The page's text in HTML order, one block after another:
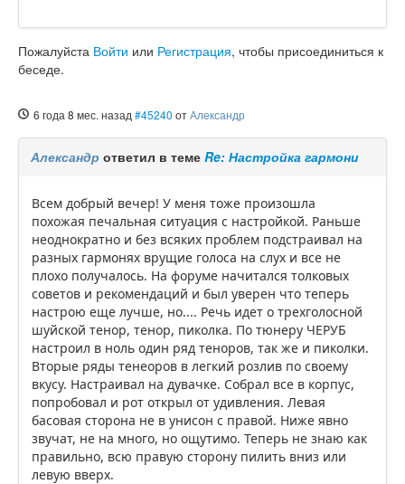
Пожалуйста Войти или Регистрация, чтобы присоединиться к
беседе.
6 года 8 мес. назад #45240 отАлександр
Александр ответил в теме Re: Настройка гармони
Всем добрый вечер! У меня тоже произошла
похожая печальная ситуация с настройкой. Раньше
неоднократно и без всяких проблем подстраивал на
разных гармонях врущие голоса на слух и все не
плохо получалось. На форуме начитался толковых
советов и рекомендаций и был уверен что теперь
настрою еще лучше, но.... Речь идет о трехголосной
шуйской тенор, тенор, пиколка. По тюнеру ЧЕРУБ
настроил в ноль один ряд теноров, так же и пиколки.
Вторые ряды тенеоров в легкий розлив по своему
вкусу. Настраивал на дувачке. Собрал все в корпус,
попробовал и рот открыл от удивления. Левая
басовая сторона не в унисон с правой. Ниже явно
звучат, не на много, но ощутимо. Теперь не знаю как
правильно, всю правую сторону пилить вниз или
левую вверх.